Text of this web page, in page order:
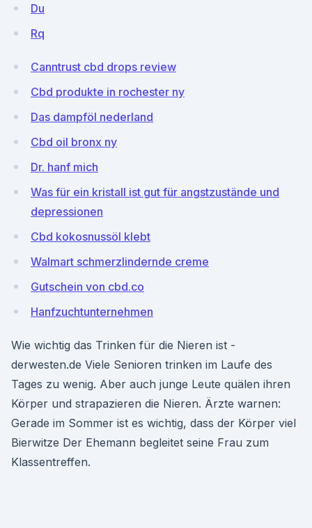
Du
Rq
Canntrust cbd drops review
Cbd produkte in rochester ny
Das dampföl nederland
Cbd oil bronx ny
Dr. hanf mich
Was für ein kristall ist gut für angstzustände und
depressionen
Cbd kokosnussöl klebt
Walmart schmerzlindernde creme
Gutschein von cbd.co
Hanfzuchtunternehmen
Wie wichtig das Trinken für die Nieren ist -
derwesten.de Viele Senioren trinken im Laufe des
Tages zu wenig. Aber auch junge Leute quälen ihren
Körper und strapazieren die Nieren. Ärzte warnen:
Gerade im Sommer ist es wichtig, dass der Körper viel
Bierwitze Der Ehemann begleitet seine Frau zum
Klassentreffen.